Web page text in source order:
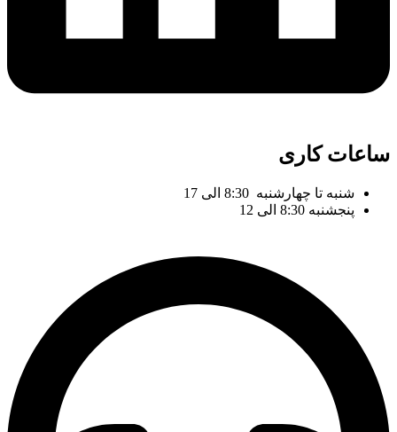
ساعات کاری
شنبه تا چهارشنبه 8:30 الی 17
پنجشنبه 8:30 الی 12